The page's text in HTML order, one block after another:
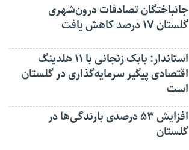
جانباختگان تصادفات درون‌شهری
گلستان ۱۷ درصد کاهش یافت
استاندار: بابک زنجانی با ۱۱ هلدینگ
اقتصادی پیگیر سرمایه‌گذاری در گلستان
است
افزایش ۵۳ درصدی بارندگی‌ها در
گلستان